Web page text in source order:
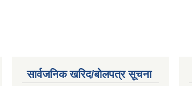
सार्वजनिक खरिद/बोलपत्र सूचना